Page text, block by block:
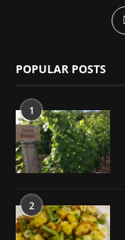
POPULAR POSTS
1
2